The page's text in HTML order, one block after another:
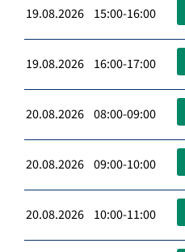
19.08.2026 15:00-16:00
19.08.2026 16:00-17:00
20.08.2026 08:00-09:00
20.08.2026 09:00-10:00
20.08.2026 10:00-11:00